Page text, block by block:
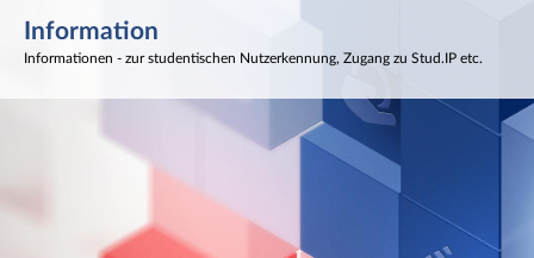
Information
Informationen - zur studentischen Nutzerkennung, Zugang zu Stud.IP etc.